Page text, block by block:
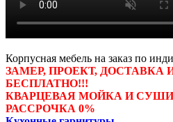
Корпусная мебель на заказ по
ЗАМЕР, ПРОЕКТ, ДОСТАВКА
БЕСПЛАТНО!!!
КВАРЦЕВАЯ МОЙКА И
РАССРОЧКА 0%